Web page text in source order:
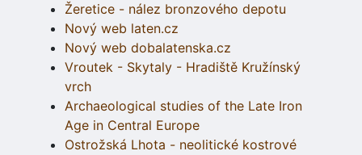
Žeretice - nález bronzového depotu
Nový web laten.cz
Nový web dobalatenska.cz
Vroutek - Skytaly - Hradiště Kružínský
vrch
Archaeological studies of the Late Iron
Age in Central Europe
Ostrožská Lhota - neolitické kostrové